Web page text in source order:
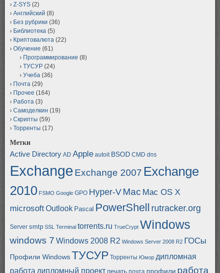
Z-SYS (2)
Английский (8)
Без рубрики (36)
Библиотека (5)
Криптовалюта (22)
Обучение (61)
Программирование (8)
ТУСУР (24)
Учеба (36)
Почта (29)
Прочее (164)
Работа (3)
Самоделкин (19)
Скрипты (59)
Торренты (17)
Метки
Active Directory AD Apple autoit BSOD CMD dns
Exchange Exchange 2007 Exchange
2010 FSMO Google GPO Hyper-V Mac Mac OS X
microsoftOutlook Pascal PowerShell rutracker.org
Server smtp SSL Terminal torrents.ru TrueCrypt Windows
windows 7 Windows 2008 R2 Windows Server 2008 R2 ГОСы
Профили WindowsТУСУР Торренты Юмор дипломная
работа дипломный проект печать почта профили работа